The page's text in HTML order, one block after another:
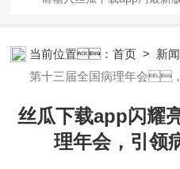
统;Dryvap全自动溶剂蒸发系统;激
（LIMS;超净丝瓜下载app安装设
柜;AAICPICP-MSUV-VISHPLC耗
当前位置：首页 > 新
第十三届全国病理年会
丝瓜下载app闪耀
理年会，引